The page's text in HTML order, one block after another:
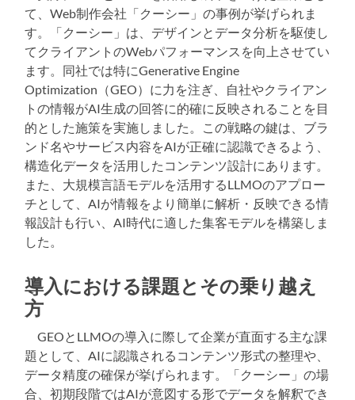
て、Web制作会社「クーシー」の事例が挙げられま
す。「クーシー」は、デザインとデータ分析を駆使し
てクライアントのWebパフォーマンスを向上させてい
ます。同社では特にGenerative Engine
Optimization（GEO）に力を注ぎ、自社やクライアン
トの情報がAI生成の回答に的確に反映されることを目
的とした施策を実施しました。この戦略の鍵は、ブラ
ンド名やサービス内容をAIが正確に認識できるよう、
構造化データを活用したコンテンツ設計にあります。
また、大規模言語モデルを活用するLLMOのアプロー
チとして、AIが情報をより簡単に解析・反映できる情
報設計も行い、AI時代に適した集客モデルを構築しま
した。
導入における課題とその乗り越え
方
GEOとLLMOの導入に際して企業が直面する主な課
題として、AIに認識されるコンテンツ形式の整理や、
データ精度の確保が挙げられます。「クーシー」の場
合、初期段階ではAIが意図する形でデータを解釈でき